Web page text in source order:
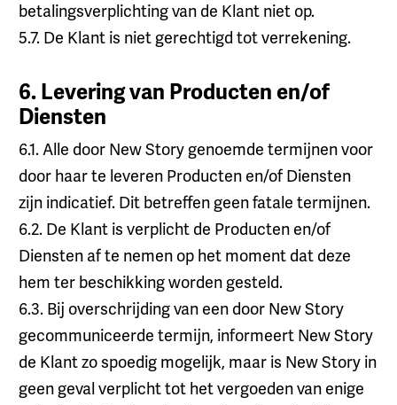
betalingsverplichting van de Klant niet op.
5.7. De Klant is niet gerechtigd tot verrekening.
6. Levering van Producten en/of
Diensten
6.1. Alle door New Story genoemde termijnen voor
door haar te leveren Producten en/of Diensten
zijn indicatief. Dit betreffen geen fatale termijnen.
6.2. De Klant is verplicht de Producten en/of
Diensten af te nemen op het moment dat deze
hem ter beschikking worden gesteld.
6.3. Bij overschrijding van een door New Story
gecommuniceerde termijn, informeert New Story
de Klant zo spoedig mogelijk, maar is New Story in
geen geval verplicht tot het vergoeden van enige